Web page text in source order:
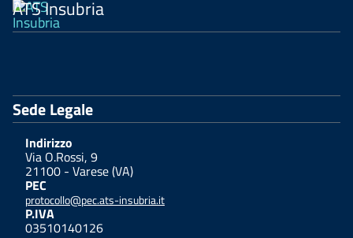
ATS Insubria
Sede Legale
Indirizzo
Via O.Rossi, 9
21100 - Varese (VA)
PEC
protocollo@pec.ats-insubria.it
P.IVA
03510140126